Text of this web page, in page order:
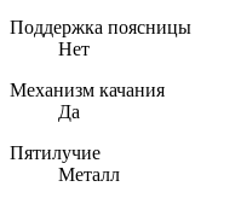
Поддержка поясницы
Нет
Механизм качания
Да
Пятилучие
Металл